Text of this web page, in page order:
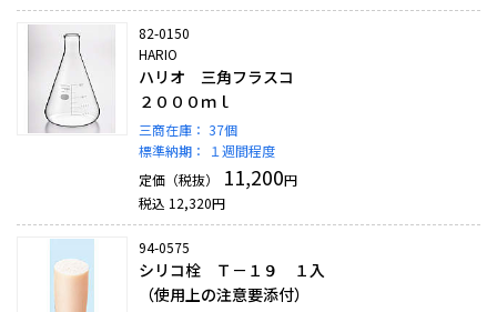
82-0150
HARIO
ハリオ 三角フラスコ
２０００ｍｌ
三商在庫： 37個
標準納期：
１週間程度
定価（税抜）
11,200円
税込 12,320円
94-0575
シリコ栓 Ｔ－１９ １入
（使用上の注意要添付）